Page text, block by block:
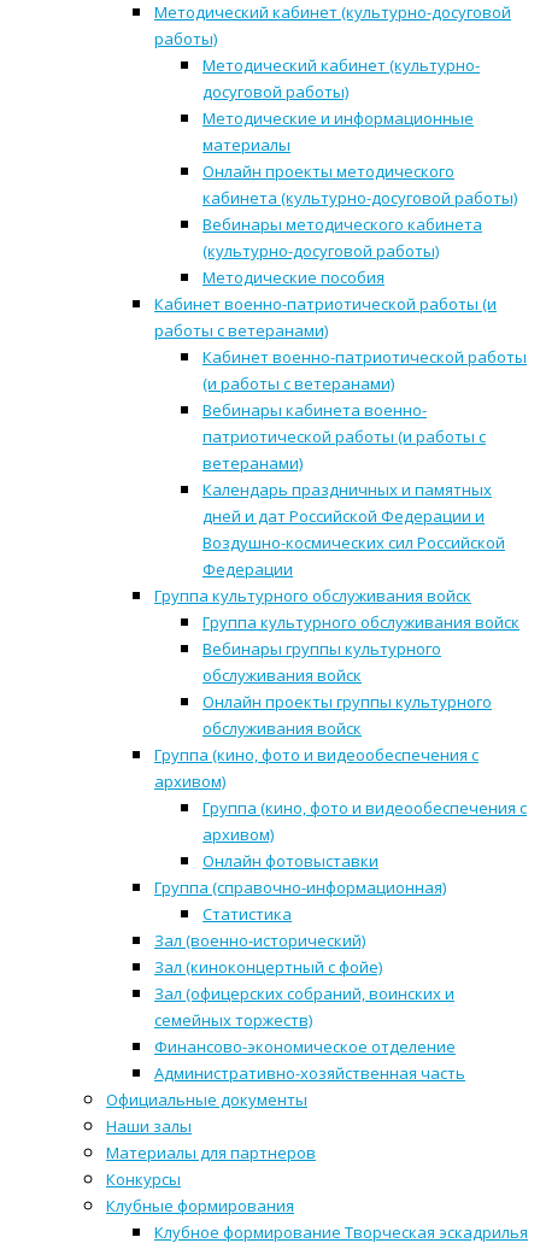
Методический кабинет (культурно-досуговой
работы)
Методический кабинет (культурно-
досуговой работы)
Методические и информационные
материалы
Онлайн проекты методического
кабинета (культурно-досуговой работы)
Вебинары методического кабинета
(культурно-досуговой работы)
Методические пособия
Кабинет военно-патриотической работы (и
работы с ветеранами)
Кабинет военно-патриотической работы
(и работы с ветеранами)
Вебинары кабинета военно-
патриотической работы (и работы с
ветеранами)
Календарь праздничных и памятных
дней и дат Российской Федерации и
Воздушно-космических сил Российской
Федерации
Группа культурного обслуживания войск
Группа культурного обслуживания войск
Вебинары группы культурного
обслуживания войск
Онлайн проекты группы культурного
обслуживания войск
Группа (кино, фото и видеообеспечения с
архивом)
Группа (кино, фото и видеообеспечения с
архивом)
Онлайн фотовыставки
Группа (справочно-информационная)
Статистика
Зал (военно-исторический)
Зал (киноконцертный с фойе)
Зал (офицерских собраний, воинских и
семейных торжеств)
Финансово-экономическое отделение
Административно-хозяйственная часть
Официальные документы
Наши залы
Материалы для партнеров
Конкурсы
Клубные формирования
Клубное формирование Творческая эскадрилья